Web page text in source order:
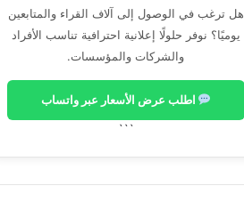
هل ترغب في الوصول إلى آلاف القراء والمتابعين
يوميًا؟ نوفر حلولًا إعلانية احترافية تناسب الأفراد
والشركات والمؤسسات.
اطلب عرض الأسعار عبر واتساب
```